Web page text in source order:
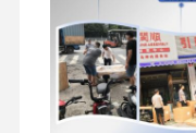
motor yeniden kiti
Enjeksiyon Pompası
Turboşarjör montajı